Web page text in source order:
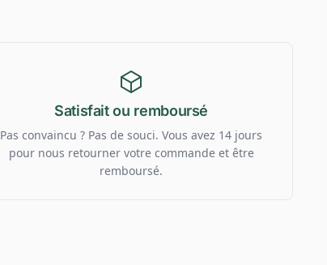
Satisfait ou remboursé
Pas convaincu ? Pas de souci. Vous avez 14 jours
pour nous retourner votre commande et être
remboursé.